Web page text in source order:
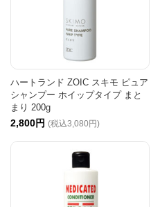
ハートランド ZOIC スキモ ピュア
シャンプー ホイップタイプ まと
まり 200g
2,800円 (税込3,080円)